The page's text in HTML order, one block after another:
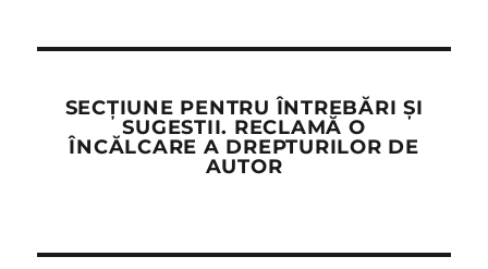
SECȚIUNE PENTRU ÎNTREBĂRI ȘI
SUGESTII. RECLAMĂ O
ÎNCĂLCARE A DREPTURILOR DE
AUTOR